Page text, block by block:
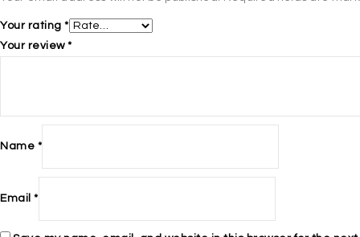
Your rating *
Your review *
Name *
Email *